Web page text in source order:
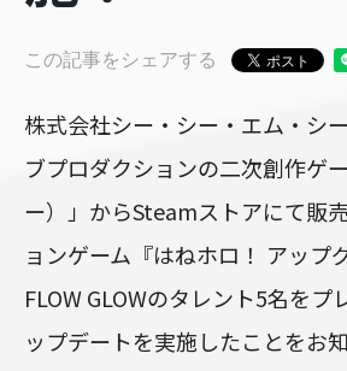
この記事をシェアする
株式会社シー・シー・エム・シ
ブプロダクションの二次創作ゲ
ー）」からSteamストアにて販
ョンゲーム『はねホロ！ アップ
FLOW GLOWのタレント5名を
ップデートを実施したことをお